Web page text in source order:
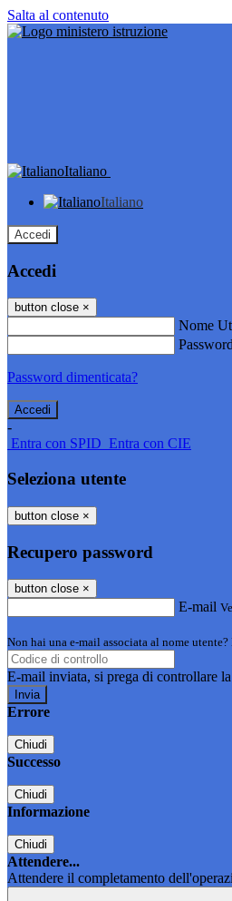
Salta al contenuto
Italiano
Italiano
Accedi
Accedi
button close ×
Nome
Password dimenticata?
-
Entra con SPID Entra con CIE
Seleziona utente
button close ×
Recupero password
button close ×
E-mail
Non hai una e-mail associata al nome
E-mail inviata, si prega di controllare
Errore
Chiudi
Successo
Chiudi
Informazione
Chiudi
Attendere...
Attendere il completamento